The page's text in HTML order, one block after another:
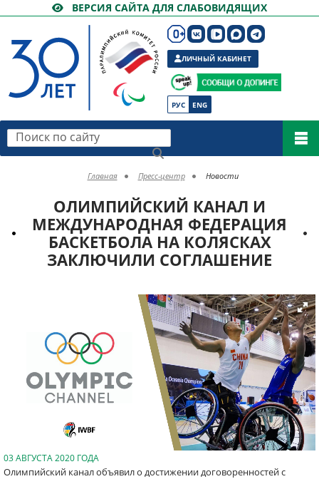
ВЕРСИЯ САЙТА ДЛЯ СЛАБОВИДЯЩИХ
РУС ENG
ЛИЧНЫЙ КАБИНЕТ
Поиск по сайту
Главная Пресс-центр Новости
ОЛИМПИЙСКИЙ КАНАЛ И
МЕЖДУНАРОДНАЯ ФЕДЕРАЦИЯ
БАСКЕТБОЛА НА КОЛЯСКАХ
ЗАКЛЮЧИЛИ СОГЛАШЕНИЕ
03 АВГУСТА 2020 ГОДА
Олимпийский канал объявил о достижении договоренностей с